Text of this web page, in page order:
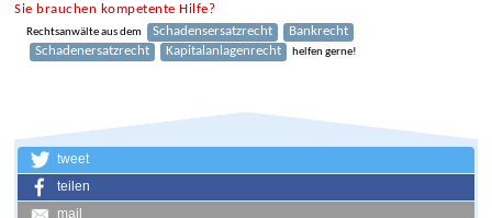
Sie brauchen kompetente Hilfe?
Rechtsanwälte aus dem Schadensersatzrecht
Bankrecht
tweet
teilen